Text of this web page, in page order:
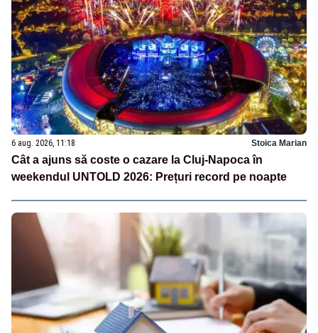
6 aug. 2026, 11:18 Stoica Marian
Cât a ajuns să coste o cazare la Cluj-Napoca în
weekendul UNTOLD 2026: Prețuri record pe noapte